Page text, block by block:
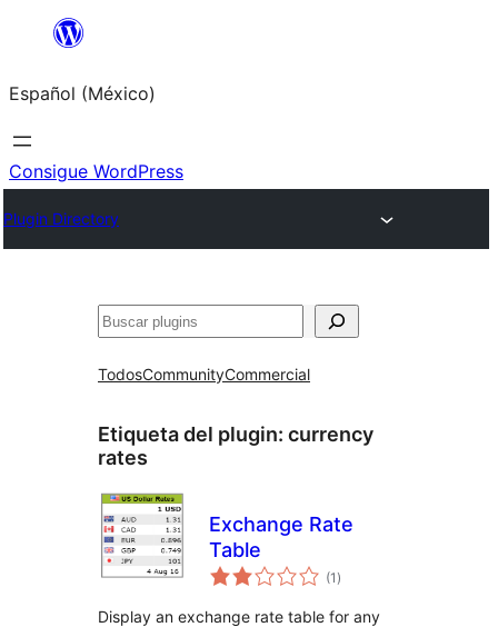
Saltar
contenido
Español (México)
Consigue WordPress
Plugin Directory
Buscar
TodosCommunityCommercial
Etiqueta del plugin: currency
rates
Exchange Rate
Table
(1 total
de
)
Display an exchange rate table for any